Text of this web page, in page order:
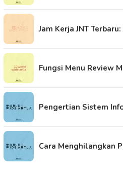
Jam Kerja JNT
Fungsi Menu Review
Pengertian Sistem
Cara Menghilangkan